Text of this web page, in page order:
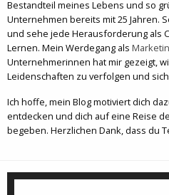
Bestandteil meines Lebens und so
Unternehmen bereits mit 25 Jahren.
und sehe jede Herausforderung als
Lernen. Mein Werdegang als
Unternehmerinnen hat mir gezeigt,
Leidenschaften zu verfolgen und
Ich hoffe, mein Blog motiviert dich
entdecken und dich auf eine Reise
begeben. Herzlichen Dank, dass du